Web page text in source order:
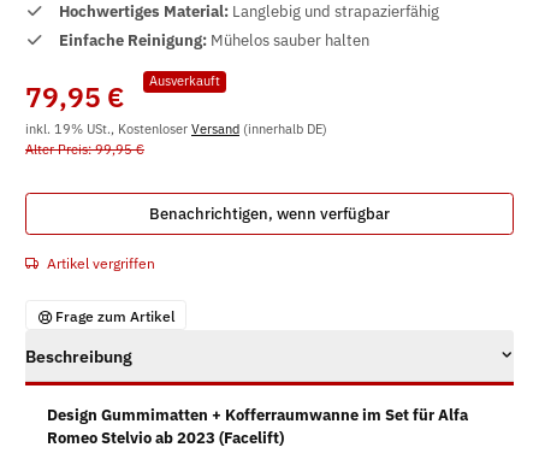
Hochwertiges Material: Langlebig und strapazierfähig
Einfache Reinigung: Mühelos sauber halten
Ausverkauft
79,95 €
inkl. 19% USt., Kostenloser Versand (innerhalb DE)
Alter Preis: 99,95 €
Benachrichtigen, wenn verfügbar
Artikel vergriffen
Frage zum Artikel
Beschreibung
Design Gummimatten + Kofferraumwanne im Set für Alfa
Romeo Stelvio ab 2023 (Facelift)